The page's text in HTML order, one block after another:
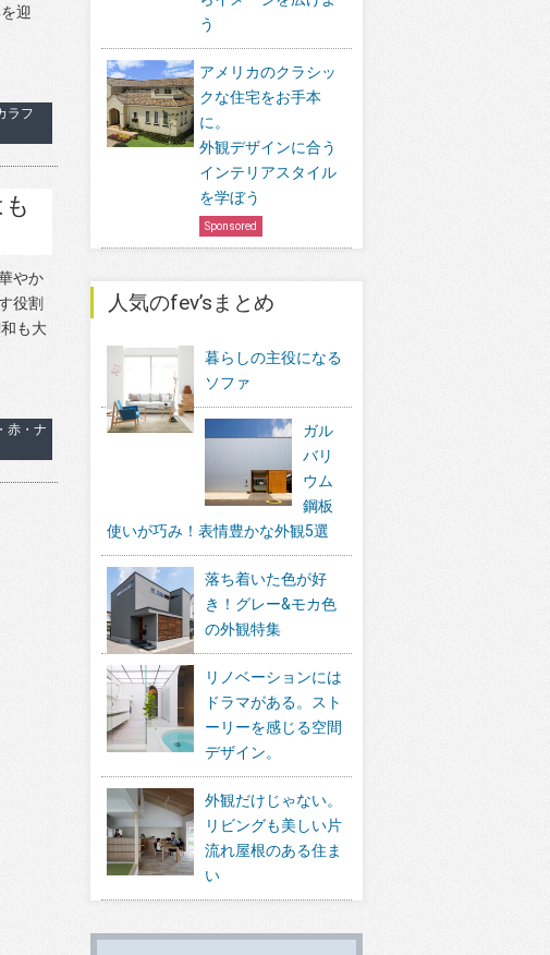
迎
ラフ
やか
役割
も大
赤・ナ
う
アメリカのクラシッ
クな住宅をお手本
に。
外観デザインに合う
インテリアスタイル
を学ぼう
Sponsored
人気のfev’sまとめ
暮らしの主役になる
ソファ
ガル
バリ
ウム
鋼板
使いが巧み！表情豊かな外観5選
落ち着いた色が好
き！グレー&モカ色
の外観特集
リノベーションには
ドラマがある。スト
ーリーを感じる空間
デザイン。
外観だけじゃない。
リビングも美しい片
流れ屋根のある住ま
い